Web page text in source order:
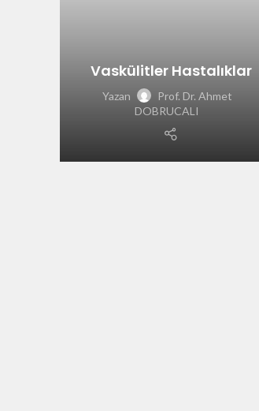
Vaskülitler Hastalıklar
Yazan
Prof. Dr. Ahmet
DOBRUCALI